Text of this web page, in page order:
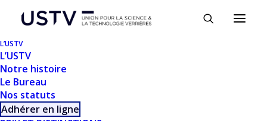
L’USTV
L’USTV
Notre histoire
Le Bureau
Nos statuts
Adhérer en ligne